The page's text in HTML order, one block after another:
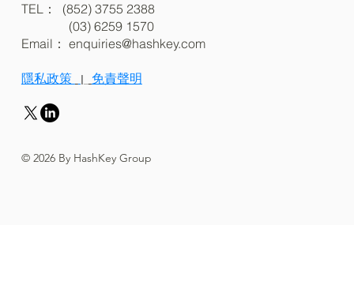
TEL： (852) 3755 2388
(03) 6259 1570
Email： enquiries@hashkey.com
隱私政策 | 免責聲明
© 2026 By HashKey Group